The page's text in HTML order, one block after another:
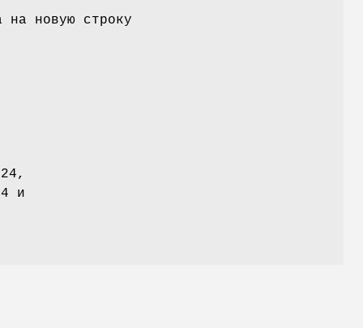
на новую строку
и